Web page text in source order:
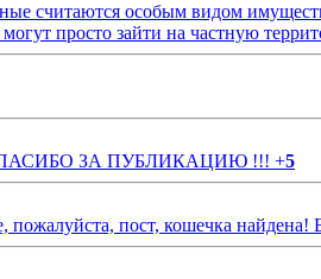
считаются особым видом
просто зайти на частную
ЗА ПУБЛИКАЦИЮ !!! +5
пожалуйста, пост, кошечка